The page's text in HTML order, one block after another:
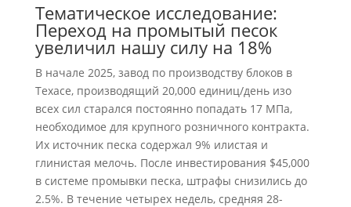
Тематическое исследование:
Переход на промытый песок
увеличил нашу силу на 18%
В начале 2025, завод по производству блоков в
Техасе, производящий 20,000 единиц/день изо
всех сил старался постоянно попадать 17 МПа,
необходимое для крупного розничного контракта.
Их источник песка содержал 9% илистая и
глинистая мелочь. После инвестирования $45,000
в системе промывки песка, штрафы снизились до
2.5%. В течение четырех недель, средняя 28-